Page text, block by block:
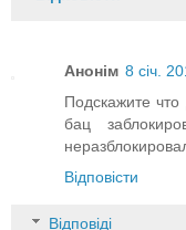
Анонім 8 січ.
Подскажите
бац
Відповісти
Відповіді